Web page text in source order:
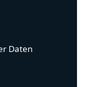
Daten